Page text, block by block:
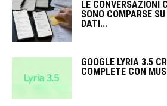
LE CONVERSAZIONI
SONO COMPARSE
DATI...
GOOGLE LYRIA 3.5
COMPLETE CON